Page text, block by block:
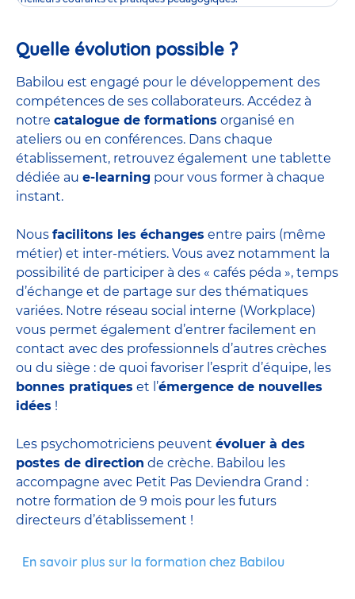
Quelle évolution possible ?
Babilou est engagé pour le développement des
compétences de ses collaborateurs. Accédez à
notre catalogue de formations organisé en
ateliers ou en conférences. Dans chaque
établissement, retrouvez également une tablette
dédiée au e-learning pour vous former à chaque
instant.
Nous facilitons les échanges entre pairs (même
métier) et inter-métiers. Vous avez notamment la
possibilité de participer à des « cafés péda », temps
d’échange et de partage sur des thématiques
variées. Notre réseau social interne (Workplace)
vous permet également d’entrer facilement en
contact avec des professionnels d’autres crèches
ou du siège : de quoi favoriser l’esprit d’équipe, les
bonnes pratiques et l’émergence de nouvelles
idées !
Les psychomotriciens peuvent évoluer à des
postes de direction de crèche. Babilou les
accompagne avec Petit Pas Deviendra Grand :
notre formation de 9 mois pour les futurs
directeurs d’établissement !
En savoir plus sur la formation chez Babilou